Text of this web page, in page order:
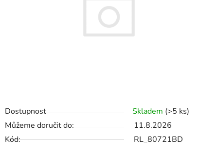
Dostupnost Skladem (>5 ks)
Můžeme doručit do:
11.8.2026
Kód:
RL_80721BD